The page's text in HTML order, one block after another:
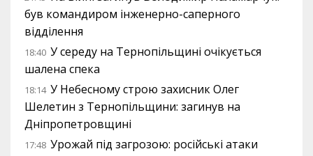
був командиром інженерно-саперного
відділення
18:40 У середу на Тернопільщині очікується
шалена спека
18:14 У Небесному строю захисник Олег
Шелетин з Тернопільщини: загинув на
Дніпропетровщині
17:48 Урожай під загрозою: російські атаки